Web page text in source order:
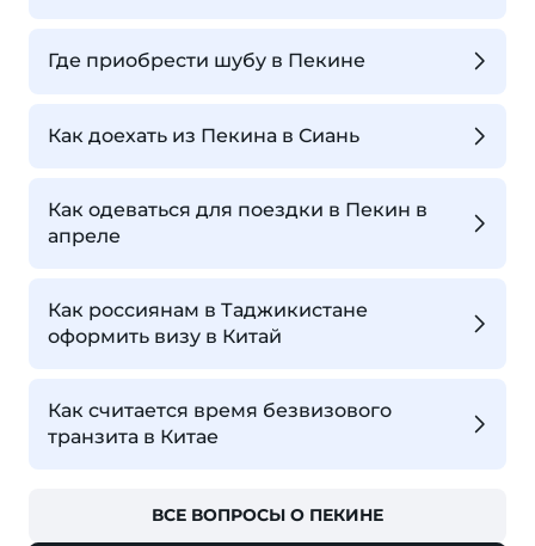
Где приобрести шубу в Пекине
Как доехать из Пекина в Сиань
Как одеваться для поездки в Пекин в
апреле
Как россиянам в Таджикистане
оформить визу в Китай
Как считается время безвизового
транзита в Китае
ВСЕ ВОПРОСЫ О ПЕКИНЕ